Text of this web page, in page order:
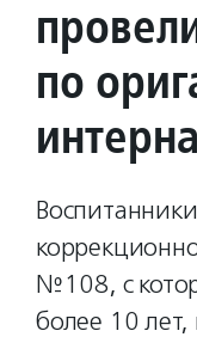
по
№108, с
более 10 лет,